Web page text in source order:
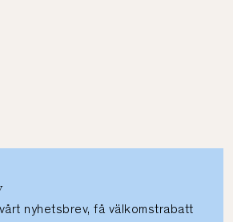
nyhetsbrev, få välkomstrabatt